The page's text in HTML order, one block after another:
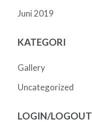
Juni 2019
KATEGORI
Gallery
Uncategorized
LOGIN/LOGOUT